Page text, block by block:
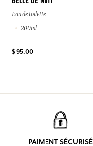
Eau de toilette
200ml
$ 95.00
PAIMENT SÉCURISÉ